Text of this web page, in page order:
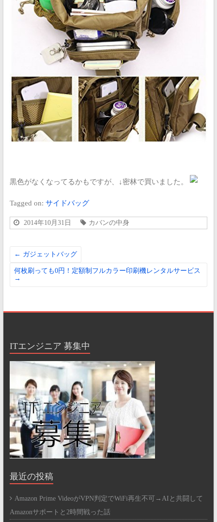
黒色がなくなってるかもですが、↓密林で買いました。
Tagged on: サイドバッグ
2014年10月31日 カバンの中身
← ガジェットバッグ
何枚刷っても0円！定額制フルカラー印刷機レンタルサービス
→
ITエンジニア 募集中
最近の投稿
Amazon Prime VideoがVPN判定でWiFi再生不可→AIと共闘して
Amazonサポートと2時間戦った話